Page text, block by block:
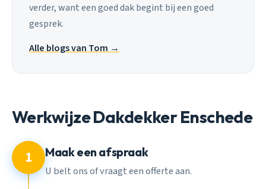
verder, want een goed dak begint bij een goed
gesprek.
Alle blogs van Tom →
Werkwijze Dakdekker Enschede
1 Maak een afspraak
U belt ons of vraagt een offerte aan.